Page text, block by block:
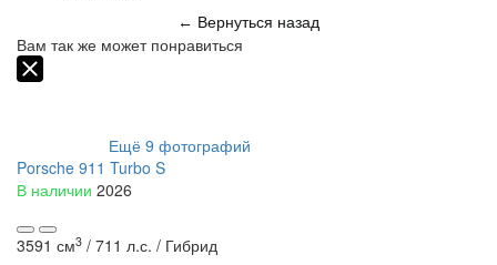
← Вернуться назад
Вам так же может понравиться
Ещё 9 фотографий
Porsche 911 Turbo S
В наличии 2026
3591 см3 / 711 л.с. / Гибрид